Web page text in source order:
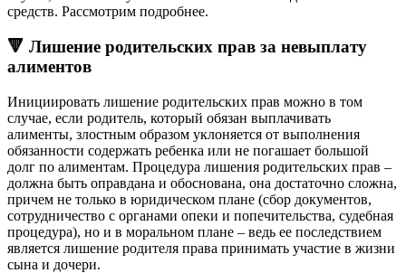
средств. Рассмотрим подробнее.
🔻 Лишение родительских прав за невыплату
алиментов
Инициировать лишение родительских прав можно в том
случае, если родитель, который обязан выплачивать
алименты, злостным образом уклоняется от выполнения
обязанности содержать ребенка или не погашает большой
долг по алиментам. Процедура лишения родительских прав –
должна быть оправдана и обоснована, она достаточно сложна,
причем не только в юридическом плане (сбор документов,
сотрудничество с органами опеки и попечительства, судебная
процедура), но и в моральном плане – ведь ее последствием
является лишение родителя права принимать участие в жизни
сына и дочери.